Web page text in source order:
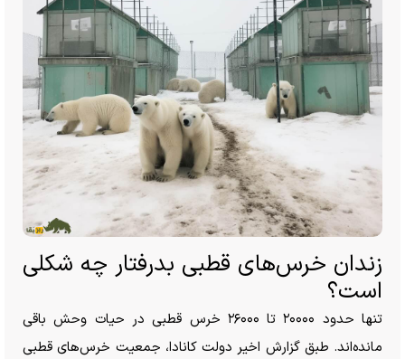
زندان خرس‌های قطبی بدرفتار چه شکلی
است؟
تنها حدود ۲۰۰۰۰ تا ۲۶۰۰۰ خرس قطبی در حیات وحش باقی
مانده‌اند. طبق گزارش اخیر دولت کانادا، جمعیت خرس‌های قطبی